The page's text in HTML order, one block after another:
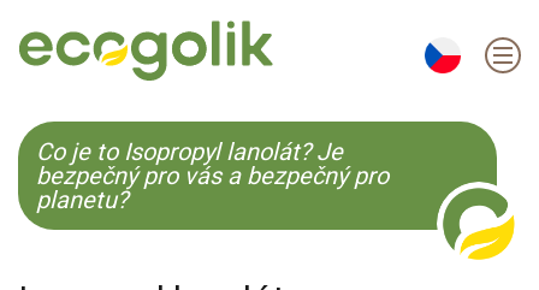
EN ES KO
Co je to Isopropyl lanolát? Je
bezpečný pro vás a bezpečný pro
planetu?